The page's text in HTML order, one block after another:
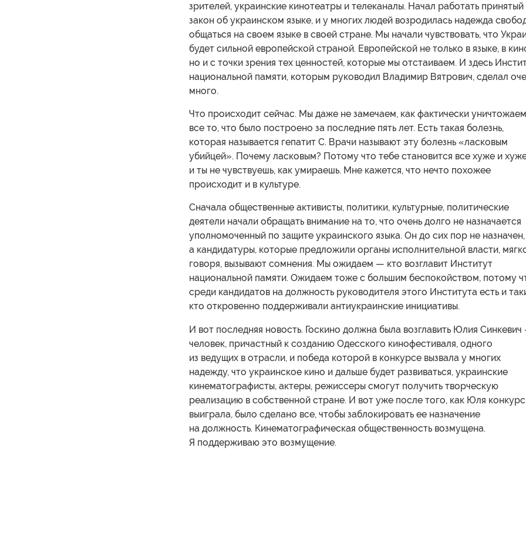
зрителей, украинские кинотеатры и телеканалы. Начал работать принятый
закон об украинском языке, и у многих людей возродилась надежда
общаться на своем языке в своей стране. Мы начали чувствовать, что
будет сильной европейской страной. Европейской не только в языке, в
но и с точки зрения тех ценностей, которые мы отстаиваем. И здесь
национальной памяти, которым руководил Владимир Вятрович, сделал
много.
Что происходит сейчас. Мы даже не замечаем, как фактически уничтожаем
все то, что было построено за последние пять лет. Есть такая болезнь,
которая называется гепатит С. Врачи называют эту болезнь «ласковым
убийцей». Почему ласковым? Потому что тебе становится все хуже и
и ты не чувствуешь, как умираешь. Мне кажется, что нечто похожее
происходит и в культуре.
Сначала общественные активисты, политики, культурные, политические
деятели начали обращать внимание на то, что очень долго не назначается
уполномоченный по защите украинского языка. Он до сих пор не назначен,
а кандидатуры, которые предложили органы исполнительной власти,
говоря, вызывают сомнения. Мы ожидаем — кто возглавит Институт
национальной памяти. Ожидаем тоже с большим беспокойством, потому
среди кандидатов на должность руководителя этого Института есть и
кто откровенно поддерживали антиукраинские инициативы.
И вот последняя новость. Госкино должна была возглавить Юлия
человек, причастный к созданию Одесского кинофестиваля, одного
из ведущих в отрасли, и победа которой в конкурсе вызвала у многих
надежду, что украинское кино и дальше будет развиваться, украинские
кинематографисты, актеры, режиссеры смогут получить творческую
реализацию в собственной стране. И вот уже после того, как Юля конкурс
выиграла, было сделано все, чтобы заблокировать ее назначение
на должность. Кинематографическая общественность возмущена.
Я поддерживаю это возмущение.